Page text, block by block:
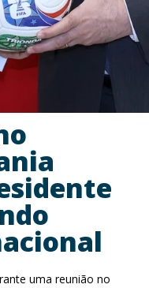
uma reunião no